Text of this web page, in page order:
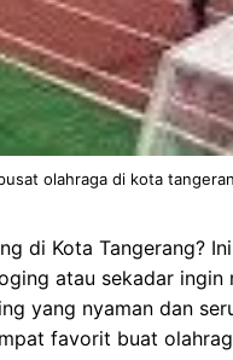
olahraga di kota
di Kota Tangerang?
atau sekadar ingin
yang nyaman dan
favorit buat
Sambut 2026,
Bandung Hadirkan
You Can Eat Mulai Rp
145.000